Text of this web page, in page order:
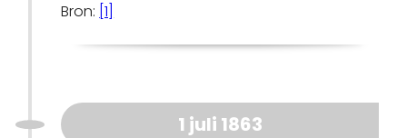
Bron: [1]
1 juli 1863